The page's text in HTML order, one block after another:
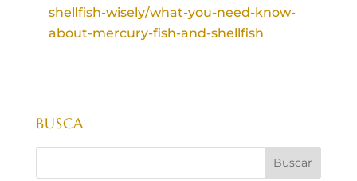
shellfish-wisely/what-you-need-know-
about-mercury-fish-and-shellfish
BUSCA